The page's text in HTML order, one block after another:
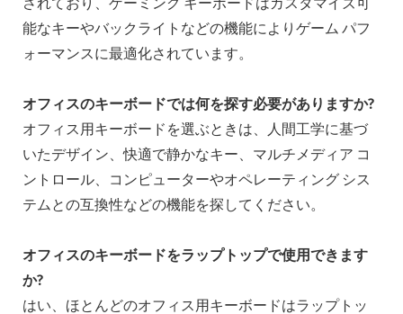
能なキーやバックライトなどの機能によりゲーム パフ
ォーマンスに最適化されています。
オフィスのキーボードでは何を探す必要がありますか?
オフィス用キーボードを選ぶときは、人間工学に基づ
いたデザイン、快適で静かなキー、マルチメディア コ
ントロール、コンピューターやオペレーティング シス
テムとの互換性などの機能を探してください。
オフィスのキーボードをラップトップで使用できます
か?
はい、ほとんどのオフィス用キーボードはラップトッ